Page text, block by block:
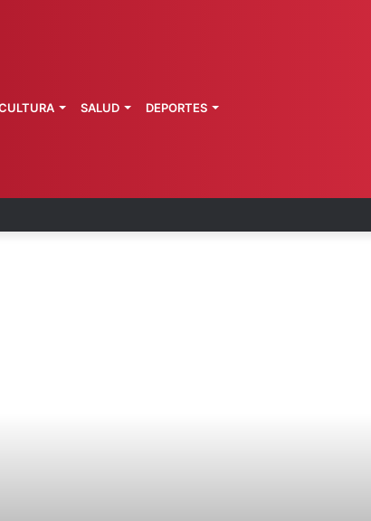
investiga explosión de pipa
SALUD DEPORTES